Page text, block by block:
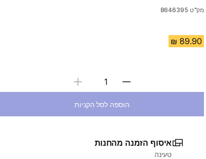
מק"ט 8646395
בחירת כמות
הוספה לסל הקניות
איסוף הזמנה מהחנות
טעינה